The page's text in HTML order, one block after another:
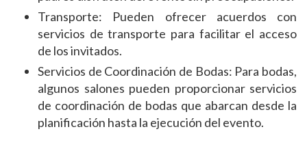
Transporte: Pueden ofrecer acuerdos con
servicios de transporte para facilitar el acceso
de los invitados.
Servicios de Coordinación de Bodas: Para bodas,
algunos salones pueden proporcionar servicios
de coordinación de bodas que abarcan desde la
planificación hasta la ejecución del evento.